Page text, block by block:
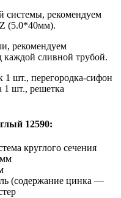
системы, рекомендуем
(5.0*40мм).
рекомендуем
каждой сливной трубой.
шт., перегородка-сифон
1 шт., решетка
12590:
круглого сечения
(содержание цинка —